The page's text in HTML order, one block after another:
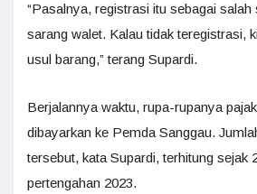
“Pasalnya, registrasi itu sebagai
sarang walet. Kalau tidak teregistrasi,
usul barang,” terang Supardi.
Berjalannya waktu, rupa-rupanya
dibayarkan ke Pemda Sanggau.
tersebut, kata Supardi, terhitung sejak
pertengahan 2023.